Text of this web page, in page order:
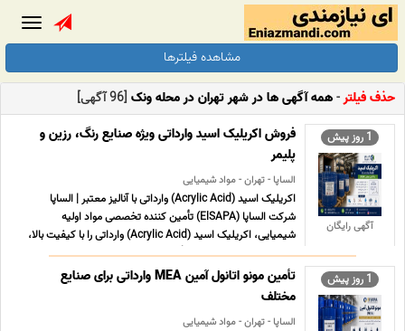
مشاهده فیلترها
حذف فیلتر-همه آگهی ها در شهر تهران در محله ونک [96 آگهی]
1 روز پیش
آگهی رایگان
فروش اکریلیک اسید وارداتی ویژه صنایع رنگ، رزین و
پلیمر
الساپا - تهران - مواد شیمیایی
اکریلیک اسید (Acrylic Acid) وارداتی با آنالیز معتبر | الساپا
شرکت الساپا (ElSAPA) تأمین کننده تخصصی مواد اولیه
شیمیایی، اکریلیک اسید (Acrylic Acid) وارداتی را با کیفیت بالا،
برگه آنالیز معتبر (COA) و تأمین مستمر به صنایع مختلف عرضه
می کند. اکریلیک اسید با فرمول شیمیایی C₃H₄O₂ و ش ... ...
1 روز پیش
تأمین مونو اتانول آمین MEA وارداتی برای صنایع
مختلف
الساپا - تهران - مواد شیمیایی